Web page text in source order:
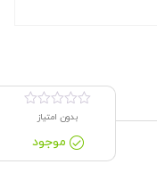
بدون امتیاز
موجود